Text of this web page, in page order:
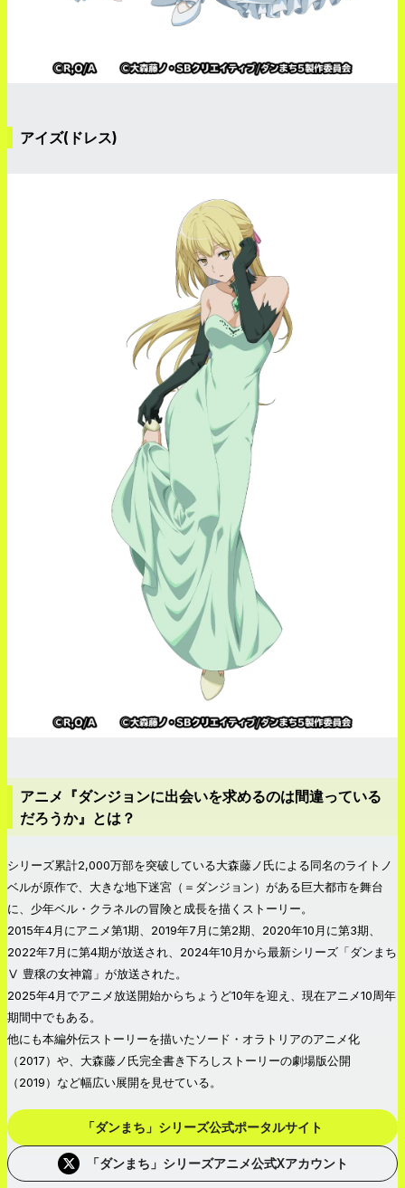
アイズ(ドレス)
アニメ『ダンジョンに出会いを求めるのは間違っている
だろうか』とは？
シリーズ累計2,000万部を突破している大森藤ノ氏による同名のライトノ
ベルが原作で、大きな地下迷宮（＝ダンジョン）がある巨大都市を舞台
に、少年ベル・クラネルの冒険と成長を描くストーリー。
2015年4月にアニメ第1期、2019年7月に第2期、2020年10月に第3期、
2022年7月に第4期が放送され、2024年10月から最新シリーズ「ダンまち
Ⅴ 豊穣の女神篇」が放送された。
2025年4月でアニメ放送開始からちょうど10年を迎え、現在アニメ10周年
期間中でもある。
他にも本編外伝ストーリーを描いたソード・オラトリアのアニメ化
（2017）や、大森藤ノ氏完全書き下ろしストーリーの劇場版公開
（2019）など幅広い展開を見せている。
「ダンまち」シリーズ公式ポータルサイト
「ダンまち」シリーズアニメ公式Xアカウント